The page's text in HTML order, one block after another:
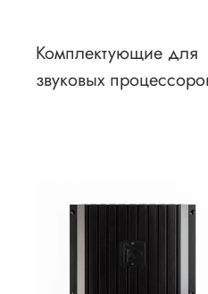
Комплектующие для
звуковых